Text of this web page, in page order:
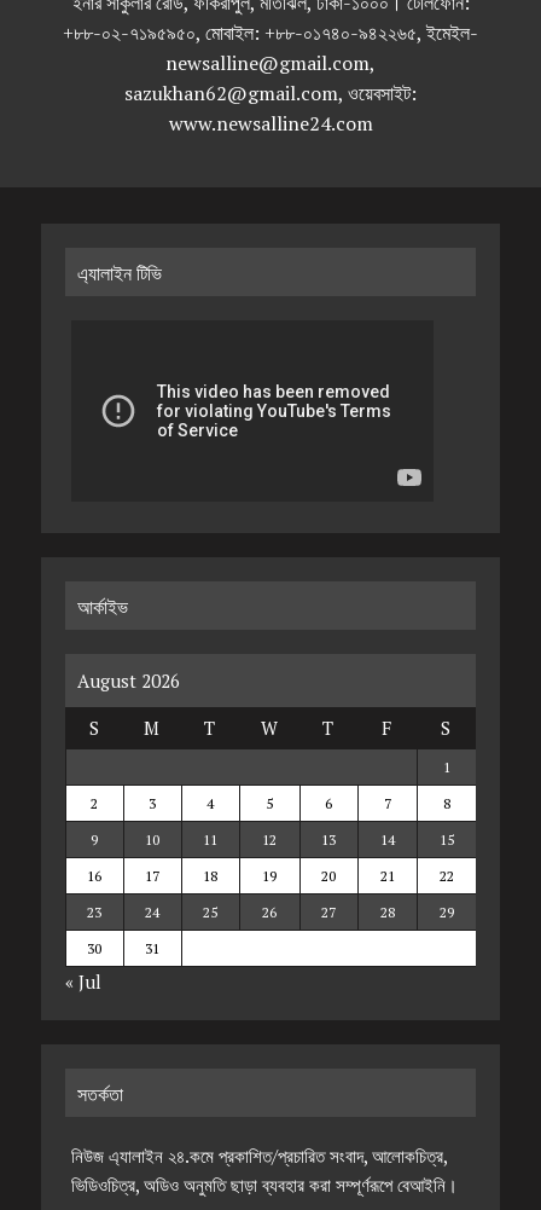
+৮৮-০২-৭১৯৫৯৫০, মোবাইল: +৮৮-০১৭৪০-৯৪২২৬৫, ইমেইল-
newsalline@gmail.com,
sazukhan62@gmail.com, ওয়েবসাইট:
www.newsalline24.com
এ্যালাইন টিভি
আর্কাইভ
August 2026
S
M T W T F S
1
2
3 4 5 6 7
8
9
10 11 12 13 14
15
16
17 18 19 20 21
22
23
24 25 26 27 28
29
30
31
« Jul
সতর্কতা
নিউজ এ্যালাইন ২৪.কমে প্রকাশিত/প্রচারিত সংবাদ, আলোকচিত্র,
ভিডিওচিত্র, অডিও অনুমতি ছাড়া ব্যবহার করা সম্পূর্ণরূপে বেআইনি।